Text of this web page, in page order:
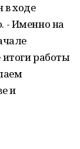
ходе
- Именно на
работы
и